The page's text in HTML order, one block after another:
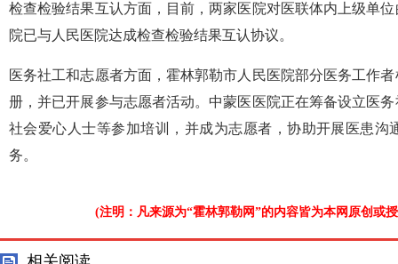
检查检验结果互认方面，目前，两家医院对医联体内上级单
院已与人民医院达成检查检验结果互认协议。
医务社工和志愿者方面，霍林郭勒市人民医院部分医务工作
册，并已开展参与志愿者活动。中蒙医医院正在筹备设立医
社会爱心人士等参加培训，并成为志愿者，协助开展医患沟
务。
(注明：凡来源为“霍林郭勒网”的内容皆为本网原创或